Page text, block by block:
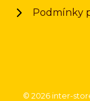
Podmínky
© 2026 inter-